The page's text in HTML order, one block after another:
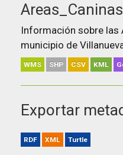
Areas_Caninas
Información sobre las
municipio de
WMS SHP CSV KML
Exportar
RDF XML Turtle